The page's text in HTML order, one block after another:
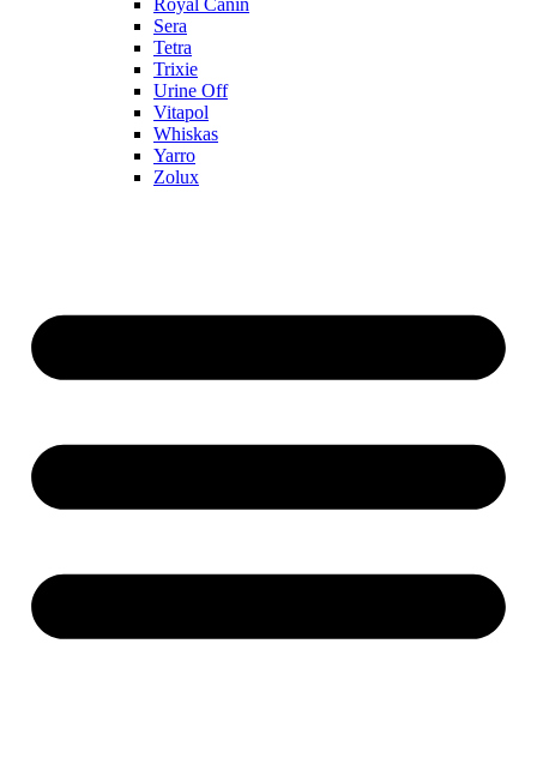
Royal Canin
Sera
Tetra
Trixie
Urine Off
Vitapol
Whiskas
Yarro
Zolux